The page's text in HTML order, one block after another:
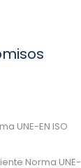
UNE-EN ISO
Norma UNE-